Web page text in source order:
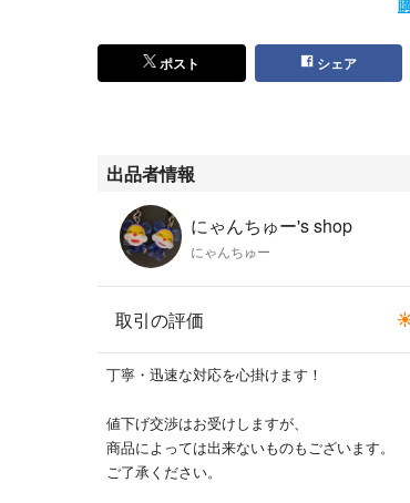
ポスト シェア
出品者情報
にゃんちゅー's shop
にゃんちゅー
取引の評価
丁寧・迅速な対応を心掛けます！
値下げ交渉はお受けしますが、
商品によっては出来ないものもございます。
ご了承ください。